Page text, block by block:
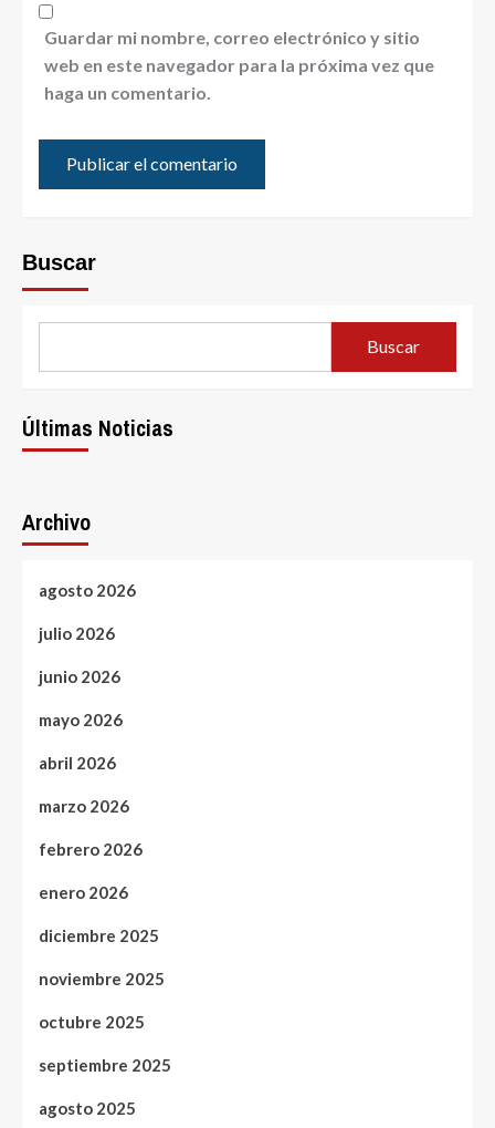
Guardar mi nombre, correo electrónico y sitio
web en este navegador para la próxima vez que
haga un comentario.
Buscar
Buscar
Últimas Noticias
Archivo
agosto 2026
julio 2026
junio 2026
mayo 2026
abril 2026
marzo 2026
febrero 2026
enero 2026
diciembre 2025
noviembre 2025
octubre 2025
septiembre 2025
agosto 2025